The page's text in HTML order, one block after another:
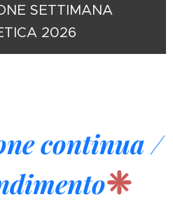
SETTIMANA
2026
continua /
❈